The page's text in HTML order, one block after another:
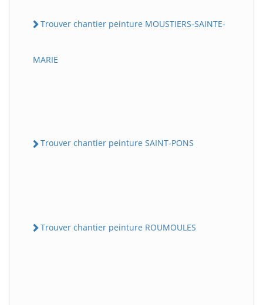
Trouver chantier peinture MOUSTIERS-SAINTE-
MARIE
Trouver chantier peinture SAINT-PONS
Trouver chantier peinture ROUMOULES